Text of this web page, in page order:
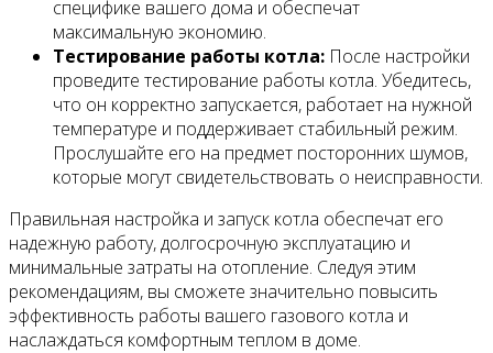
специфике вашего дома и обеспечат
максимальную экономию.
Тестирование работы котла: После настройки
проведите тестирование работы котла. Убедитесь,
что он корректно запускается, работает на нужной
температуре и поддерживает стабильный режим.
Прослушайте его на предмет посторонних шумов,
которые могут свидетельствовать о неисправности.
Правильная настройка и запуск котла обеспечат его
надежную работу, долгосрочную эксплуатацию и
минимальные затраты на отопление. Следуя этим
рекомендациям, вы сможете значительно повысить
эффективность работы вашего газового котла и
наслаждаться комфортным теплом в доме.